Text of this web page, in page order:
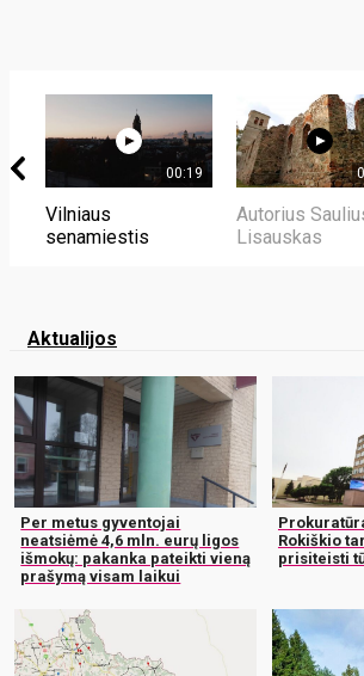
00:19
Vilniaus
senamiestis
Autorius
Lisauskas
Aktualijos
Per metus gyventojai
neatsiėmė 4,6 mln. eurų ligos
išmokų: pakanka pateikti vieną
prašymą visam laikui
Rokiškio
prisiteisti